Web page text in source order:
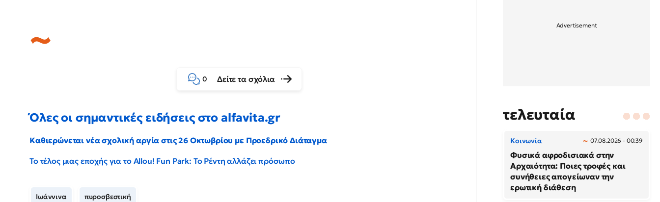
0 Δείτε τα σχόλια
Όλες οι σημαντικές ειδήσεις στο alfavita.gr
Καθιερώνεται νέα σχολική αργία στις 26 Οκτωβρίου με Προεδρικό Διάταγμα
Το τέλος μιας εποχής για το Allou! Fun Park: Το Ρέντη αλλάζει πρόσωπο
Ιωάννινα πυροσβεστική
τελευταία
Κοινωνία 07.08.2026 - 00:39
Φυσικά αφροδισιακά στην
Αρχαιότητα: Ποιες τροφές και
συνήθειες απογείωναν την
ερωτική διάθεση